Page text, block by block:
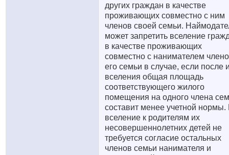
других граждан в качестве
проживающих совместно с ним
членов своей семьи.
может запретить вселение
в качестве проживающих
совместно с нанимателем
его семьи в случае, если после
вселения общая площадь
соответствующего жилого
помещения на одного члена
составит менее учетной нормы.
вселение к родителям их
несовершеннолетних детей не
требуется согласие остальных
членов семьи нанимателя и